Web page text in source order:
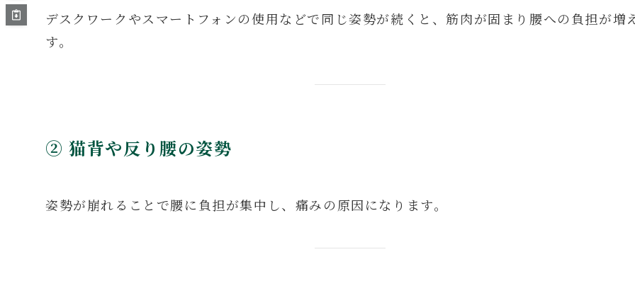
デスクワークやスマートフォンの使用などで同じ姿勢が続くと、筋肉が固まり腰への負担が増
す。
② 猫背や反り腰の姿勢
姿勢が崩れることで腰に負担が集中し、痛みの原因になります。